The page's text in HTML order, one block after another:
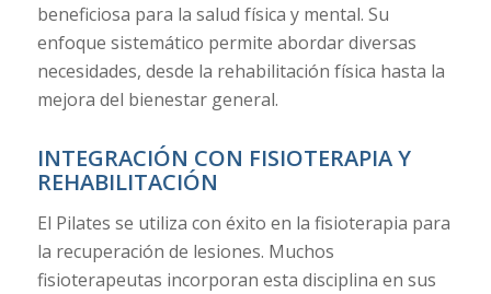
beneficiosa para la salud física y mental. Su
enfoque sistemático permite abordar diversas
necesidades, desde la rehabilitación física hasta la
mejora del bienestar general.
INTEGRACIÓN CON FISIOTERAPIA Y
REHABILITACIÓN
El Pilates se utiliza con éxito en la fisioterapia para
la recuperación de lesiones. Muchos
fisioterapeutas incorporan esta disciplina en sus